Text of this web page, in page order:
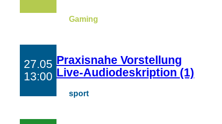
Gaming
27.05
13:00
Praxisnahe Vorstellung
Live-Audiodeskription (1)
sport